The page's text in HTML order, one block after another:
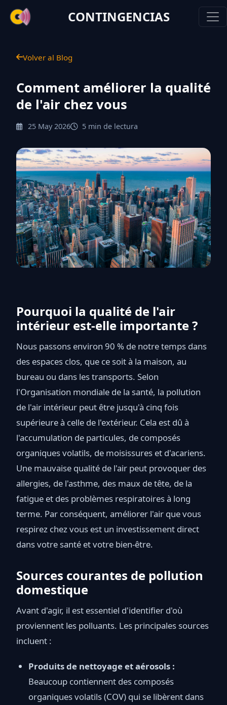
CONTINGENCIAS
Volver al Blog
Comment améliorer la qualité
de l'air chez vous
25 May 2026 5 min de lectura
Pourquoi la qualité de l'air
intérieur est-elle importante ?
Nous passons environ 90 % de notre temps dans
des espaces clos, que ce soit à la maison, au
bureau ou dans les transports. Selon
l'Organisation mondiale de la santé, la pollution
de l'air intérieur peut être jusqu'à cinq fois
supérieure à celle de l'extérieur. Cela est dû à
l'accumulation de particules, de composés
organiques volatils, de moisissures et d'acariens.
Une mauvaise qualité de l'air peut provoquer des
allergies, de l'asthme, des maux de tête, de la
fatigue et des problèmes respiratoires à long
terme. Par conséquent, améliorer l'air que vous
respirez chez vous est un investissement direct
dans votre santé et votre bien-être.
Sources courantes de pollution
domestique
Avant d'agir, il est essentiel d'identifier d'où
proviennent les polluants. Les principales sources
incluent :
Produits de nettoyage et aérosols :
Beaucoup contiennent des composés
organiques volatils (COV) qui se libèrent dans